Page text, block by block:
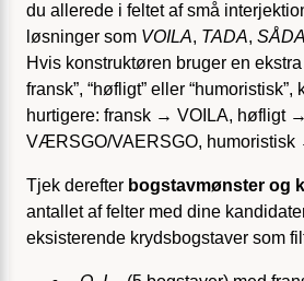
du allerede i feltet af små
løsninger som VOILA, TADA,
Hvis konstruktøren bruger en
fransk”, “høfligt” eller
hurtigere: fransk → VOILA, høfligt →
VÆRSGO/VAERSGO, humoristisk
Tjek derefter bogstavmønster og
antallet af felter med dine
eksisterende krydsbogstaver som